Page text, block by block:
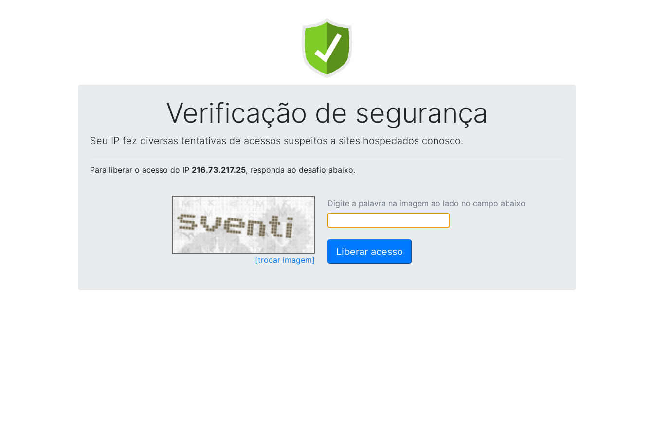
Verificação de segurança
Seu IP fez diversas tentativas de acessos suspeitos a sites hospedados conosco.
Para liberar o acesso do IP 216.73.217.25, responda ao desafio abaixo.
[trocar imagem]
Digite a palavra na imagem ao lado no campo abaixo